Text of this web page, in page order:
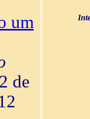
um
de